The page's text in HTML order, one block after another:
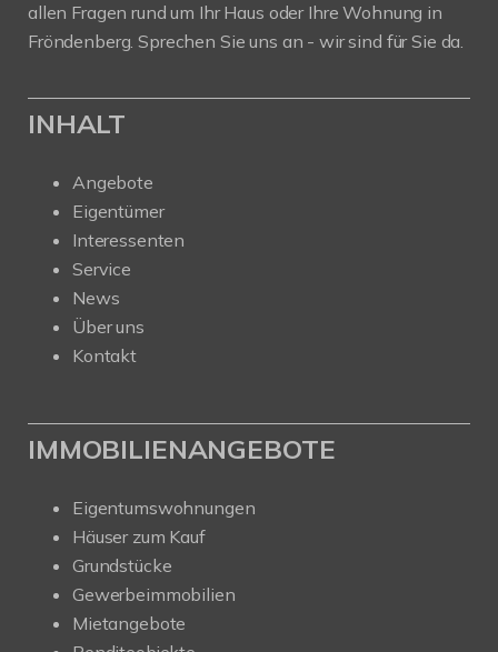
allen Fragen rund um Ihr Haus oder Ihre Wohnung in
Fröndenberg. Sprechen Sie uns an - wir sind für Sie da.
INHALT
Angebote
Eigentümer
Interessenten
Service
News
Über uns
Kontakt
IMMOBILIENANGEBOTE
Eigentumswohnungen
Häuser zum Kauf
Grundstücke
Gewerbeimmobilien
Mietangebote